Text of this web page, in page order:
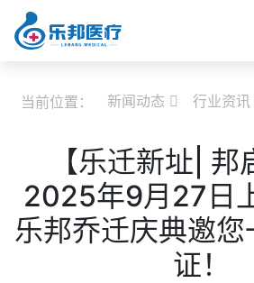
当前位置： 新闻动态  行业资讯
【乐迁新址| 邦
2025年9月27日
乐邦乔迁庆典邀
证！